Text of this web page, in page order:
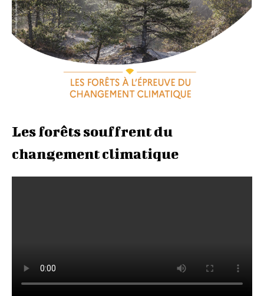
Les forêts souffrent du
changement climatique